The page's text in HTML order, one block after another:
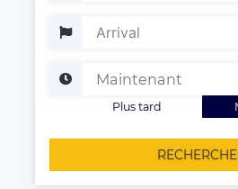
Plus tard